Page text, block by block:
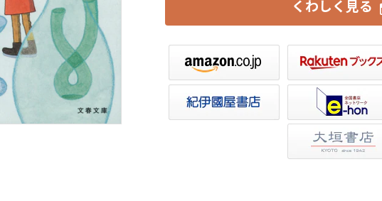
くわしく見る
楽天ブックス セブンネット
店ウェブストア
e-hon